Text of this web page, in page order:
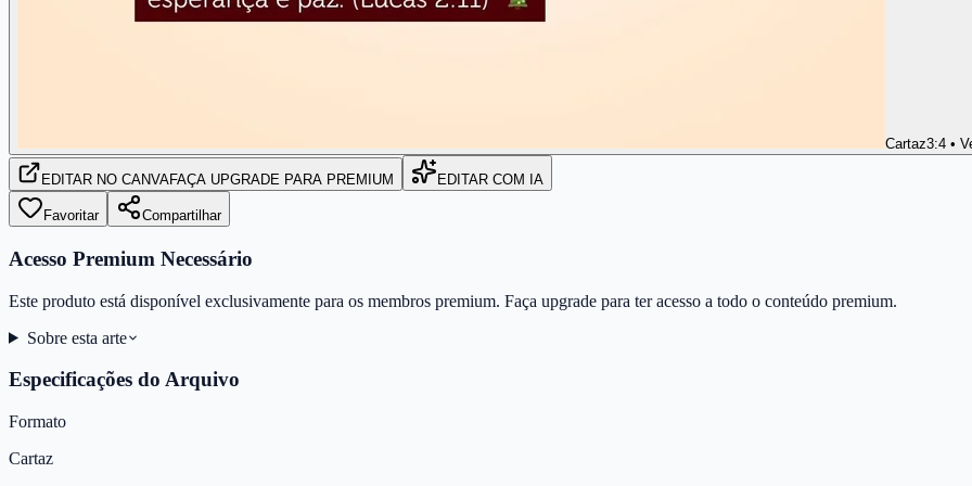
Cartaz3:4 •
EDITAR NO CANVAFAÇA UPGRADE PARA PREMIUM EDITAR COM IA
Favoritar Compartilhar
Acesso Premium Necessário
Este produto está disponível exclusivamente para os membros premium. Faça upgrade para ter acesso a todo o conteúdo premium.
Sobre esta arte
Especificações do Arquivo
Formato
Cartaz